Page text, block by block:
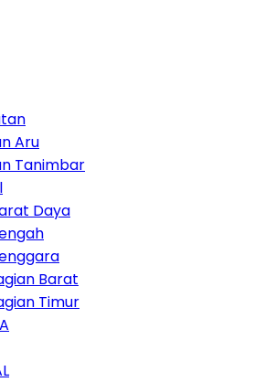
Aru
Tanimbar
Daya
Barat
Timur